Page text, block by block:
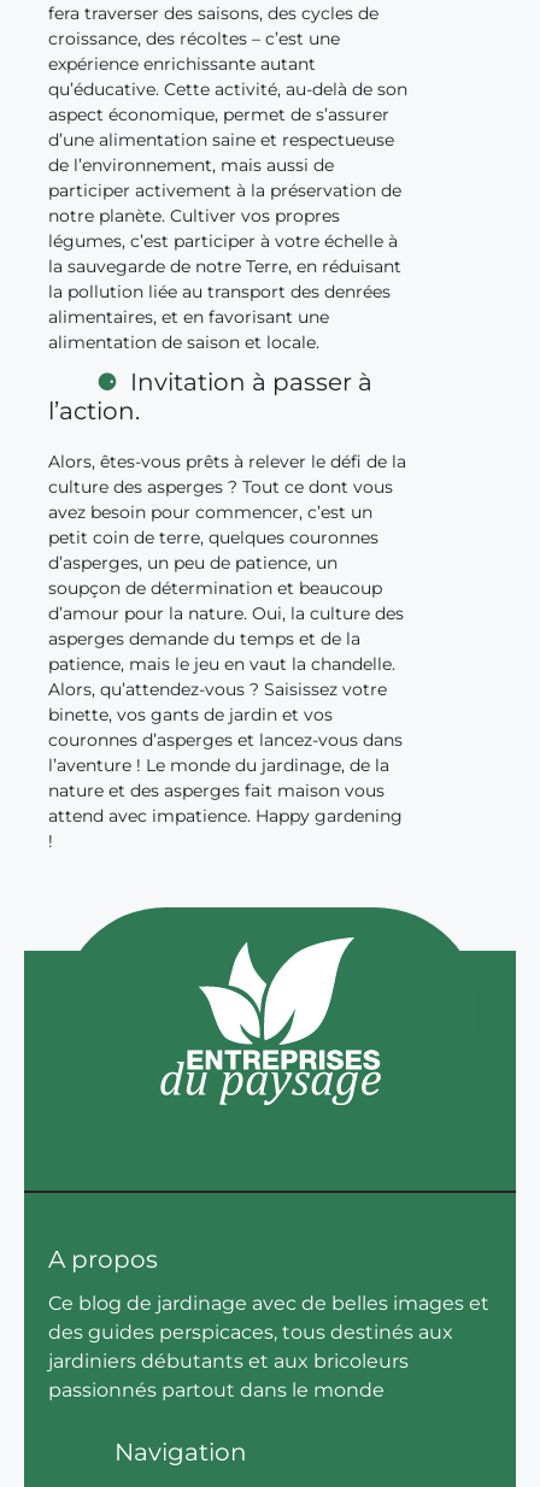
fera traverser des saisons, des cycles de
croissance, des récoltes – c’est une
expérience enrichissante autant
qu’éducative. Cette activité, au-delà de son
aspect économique, permet de s’assurer
d’une alimentation saine et respectueuse
de l’environnement, mais aussi de
participer activement à la préservation de
notre planète. Cultiver vos propres
légumes, c’est participer à votre échelle à
la sauvegarde de notre Terre, en réduisant
la pollution liée au transport des denrées
alimentaires, et en favorisant une
alimentation de saison et locale.
Invitation à passer à
l’action.
Alors, êtes-vous prêts à relever le défi de la
culture des asperges ? Tout ce dont vous
avez besoin pour commencer, c’est un
petit coin de terre, quelques couronnes
d’asperges, un peu de patience, un
soupçon de détermination et beaucoup
d’amour pour la nature. Oui, la culture des
asperges demande du temps et de la
patience, mais le jeu en vaut la chandelle.
Alors, qu’attendez-vous ? Saisissez votre
binette, vos gants de jardin et vos
couronnes d’asperges et lancez-vous dans
l’aventure ! Le monde du jardinage, de la
nature et des asperges fait maison vous
attend avec impatience. Happy gardening
!
A propos
Ce blog de jardinage avec de belles images et
des guides perspicaces, tous destinés aux
jardiniers débutants et aux bricoleurs
passionnés partout dans le monde
Navigation